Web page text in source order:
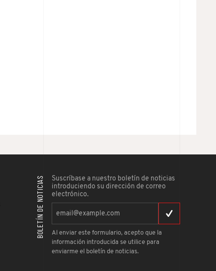
BOLETÍN DE NOTICIAS
Suscríbase a nuestro boletín de noticias
introduciendo su dirección de correo
electrónico.
Al enviar este formulario, acepto que la
información introducida se utilice para
enviarme el boletín de noticias.